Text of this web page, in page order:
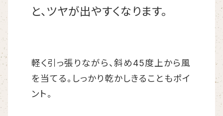
と、ツヤが出やすくなります。
軽く引っ張りながら、斜め45度上から風
を当てる。しっかり乾かしきることもポイ
ント。